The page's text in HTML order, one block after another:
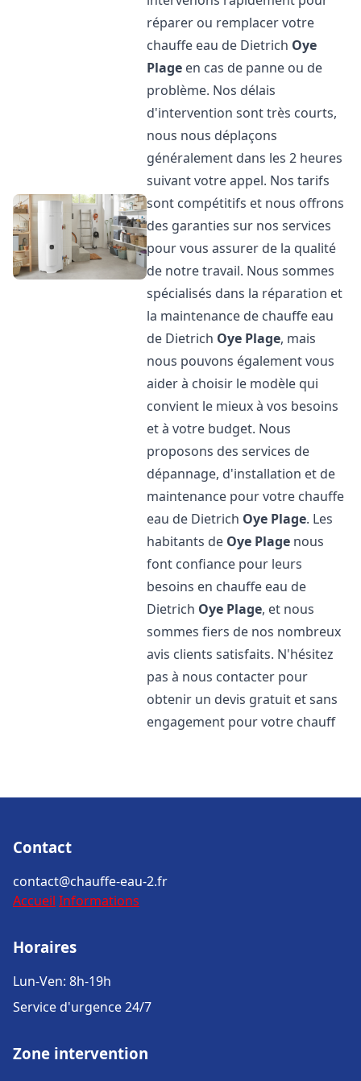
réparer ou remplacer votre
chauffe eau de Dietrich Oye
Plage en cas de panne ou de
problème. Nos délais
d'intervention sont très courts,
nous nous déplaçons
généralement dans les 2 heures
suivant votre appel. Nos tarifs
sont compétitifs et nous offrons
des garanties sur nos services
pour vous assurer de la qualité
de notre travail. Nous sommes
spécialisés dans la réparation et
la maintenance de chauffe eau
de Dietrich Oye Plage, mais
nous pouvons également vous
aider à choisir le modèle qui
convient le mieux à vos besoins
et à votre budget. Nous
proposons des services de
dépannage, d'installation et de
maintenance pour votre chauffe
eau de Dietrich Oye Plage. Les
habitants de Oye Plage nous
font confiance pour leurs
besoins en chauffe eau de
Dietrich Oye Plage, et nous
sommes fiers de nos nombreux
avis clients satisfaits. N'hésitez
pas à nous contacter pour
obtenir un devis gratuit et sans
engagement pour votre chauff
Contact
contact@chauffe-eau-2.fr
Accueil Informations
Horaires
Lun-Ven: 8h-19h
Service d'urgence 24/7
Zone intervention